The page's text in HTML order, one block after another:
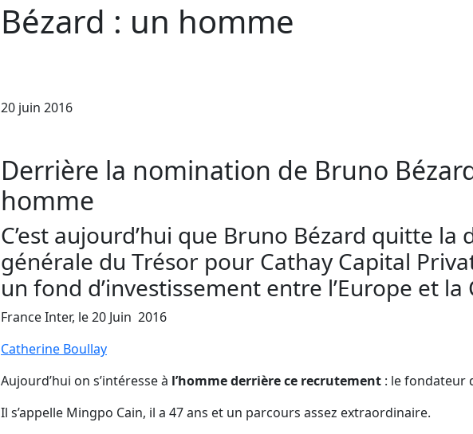
Bézard : un homme
20 juin 2016
Derrière la nomination de Bruno
homme
C’est aujourd’hui que Bruno Bézard quitte la
générale du Trésor pour Cathay Capital
un fond d’investissement entre l’Europe et la
France Inter, le 20 Juin 2016
Catherine Boullay
Aujourd’hui on s’intéresse à l’homme derrière ce recrutement : le fondateur
Il s’appelle Mingpo Cain, il a 47 ans et un parcours assez extraordinaire.